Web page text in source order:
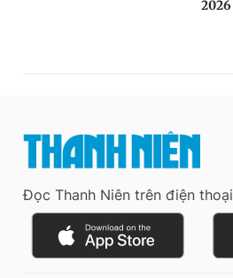
Đọc Thanh Niên trên điện thoại